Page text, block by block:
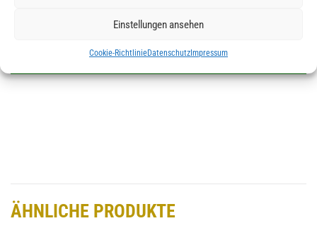
Einstellungen ansehen
Cookie-RichtlinieDatenschutz Impressum
Shirt
IN DEN WARENKORB
ÄHNLICHE PRODUKTE